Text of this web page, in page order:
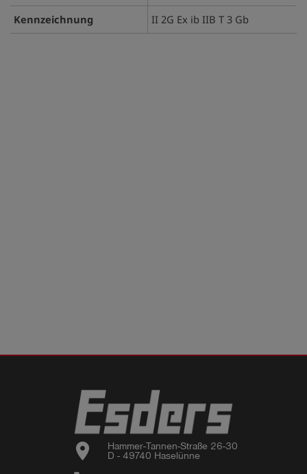
Kennzeichnung II 2G Ex ib IIB T 3 Gb
location_on
Hammer-Tannen-Straße 26-30
D - 49740 Haselünne